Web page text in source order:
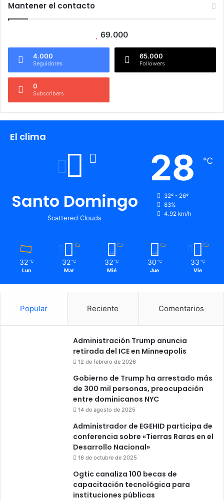
Mantener el contacto
69.000
4.000
Seguidores
65.000
Followers
0
Subscribers
El clima
Santo Domingo
Scattered Clouds
28 ℃
32º - 26º
83%
4.92 km/h
32 ℃
Lun
32 ℃
Mar
32 ℃
Mié
30 ℃
Jue
33 ℃
Vie
Popular Reciente Comentarios
Administración Trump anuncia
retirada del ICE en Minneapolis
12 de febrero de 2026
Gobierno de Trump ha arrestado más
de 300 mil personas, preocupación
entre dominicanos NYC
14 de agosto de 2025
Administrador de EGEHID participa de
conferencia sobre «Tierras Raras en el
Desarrollo Nacional»
16 de octubre de 2025
Ogtic canaliza 100 becas de
capacitación tecnológica para
instituciones públicas